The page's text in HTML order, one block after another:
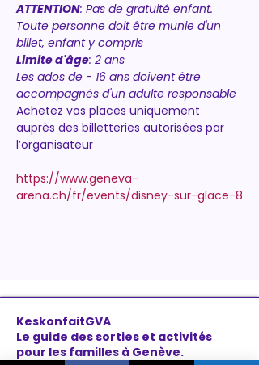
ATTENTION: Pas de gratuité enfant.
Toute personne doit être munie d'un
billet, enfant y compris
Limite d'âge: 2 ans
Les ados de - 16 ans doivent être
accompagnés d'un adulte responsable
Achetez vos places uniquement
auprès des billetteries autorisées par
l’organisateur
https://www.geneva-
arena.ch/fr/events/disney-sur-glace-8
KeskonfaitGVA
Le guide des sorties et activités
pour les familles à Genève.